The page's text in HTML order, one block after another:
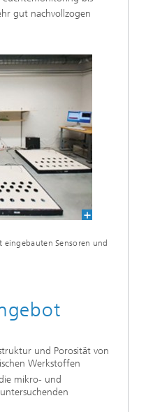
gut nachvollzogen
eingebauten Sensoren und
und Porosität von
Werkstoffen
mikro- und